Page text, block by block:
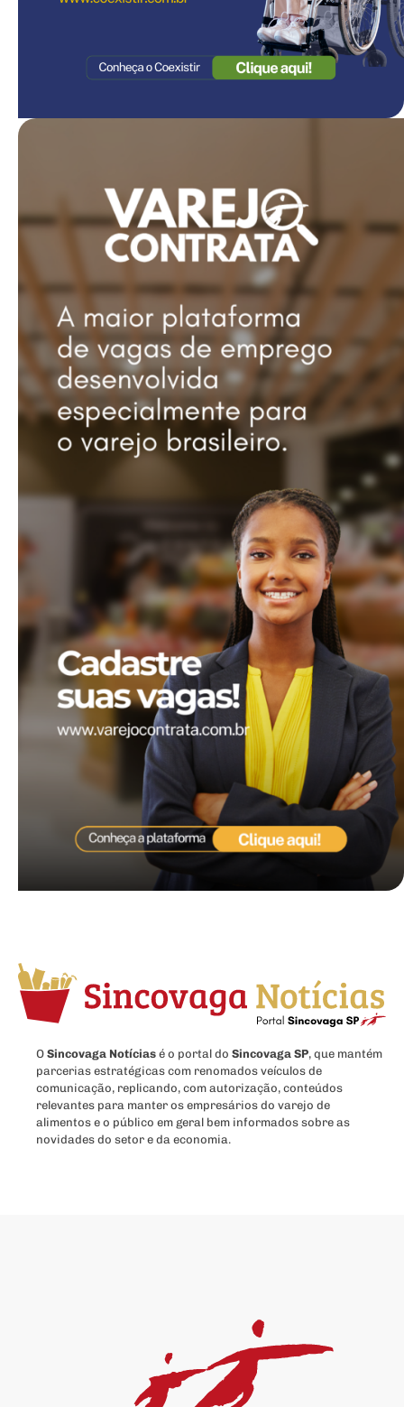
O Sincovaga Notícias é o portal do Sincovaga SP, que mantém
parcerias estratégicas com renomados veículos de
comunicação, replicando, com autorização, conteúdos
relevantes para manter os empresários do varejo de
alimentos e o público em geral bem informados sobre as
novidades do setor e da economia.